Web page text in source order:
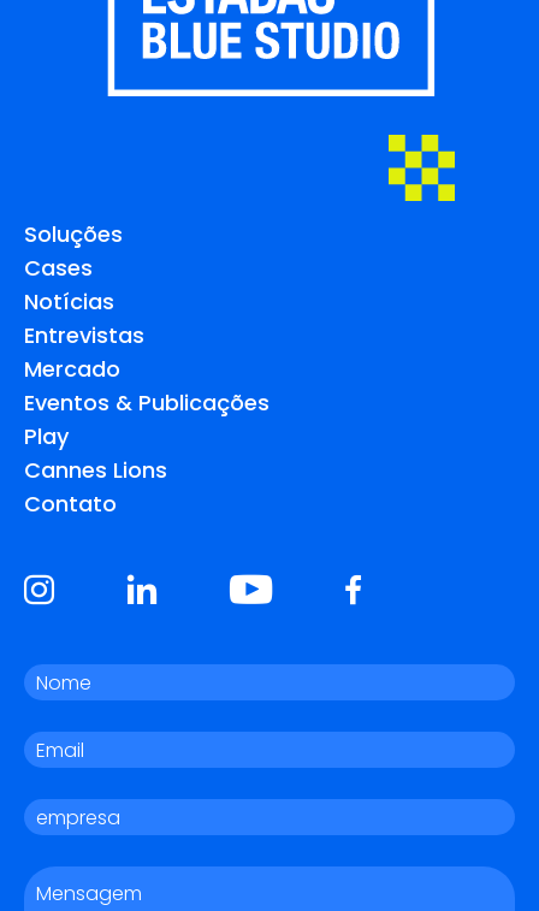
Soluções
Cases
Notícias
Entrevistas
Mercado
Eventos & Publicações
Play
Cannes Lions
Contato